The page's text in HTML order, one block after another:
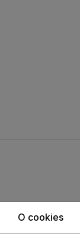
O cookies